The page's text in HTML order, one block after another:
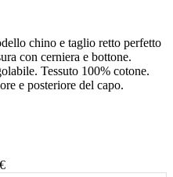
chino e taglio retto perfetto
con cerniera e bottone.
Tessuto 100% cotone.
e posteriore del capo.